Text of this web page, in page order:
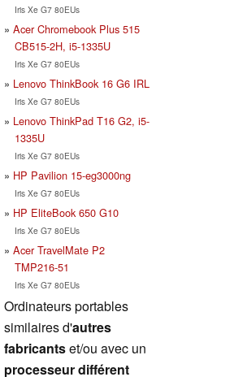
Iris Xe G7 80EUs
Acer Chromebook Plus 515
CB515-2H, i5-1335U
Iris Xe G7 80EUs
Lenovo ThinkBook 16 G6 IRL
Iris Xe G7 80EUs
Lenovo ThinkPad T16 G2, i5-
1335U
Iris Xe G7 80EUs
HP Pavilion 15-eg3000ng
Iris Xe G7 80EUs
HP EliteBook 650 G10
Iris Xe G7 80EUs
Acer TravelMate P2
TMP216-51
Iris Xe G7 80EUs
Ordinateurs portables
similaires d'autres
fabricantset/ou avec un
processeur différent